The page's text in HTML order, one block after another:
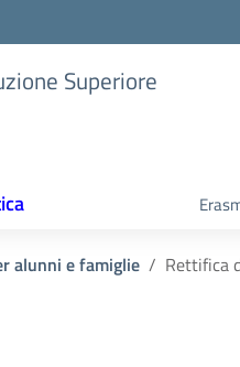
Superiore
alunni e famiglie Rettifica